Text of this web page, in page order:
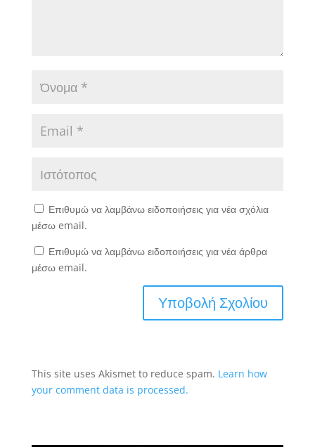
Επιθυμώ να λαμβάνω ειδοποιήσεις για νέα σχόλια
μέσω email.
Επιθυμώ να λαμβάνω ειδοποιήσεις για νέα άρθρα
μέσω email.
This site uses Akismet to reduce spam. Learn how
your comment data is processed.